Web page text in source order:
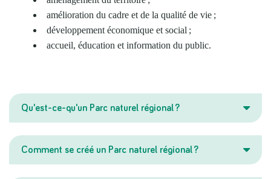
amélioration du cadre et de la qualité de vie ;
développement économique et social ;
accueil, éducation et information du public.
Qu'est-ce-qu'un Parc naturel régional ?
Comment se créé un Parc naturel régional ?